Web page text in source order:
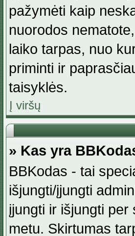
pažymėti kaip
nuorodos
laiko tarpas, nuo
priminti ir
taisyklės.
Į viršų
» Kas yra
BBKodas - tai
išjungti/įjungti
įjungti ir išjungti
metu. Skirtumas